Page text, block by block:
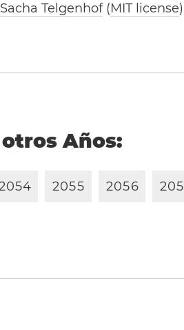
Sacha Telgenhof(MIT license)
Años:
054 2055 2056 205